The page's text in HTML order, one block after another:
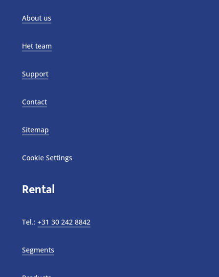
About us
Het team
Support
Contact
Sitemap
Cookie Settings
Rental
Tel.: +31 30 242 8842
Segments